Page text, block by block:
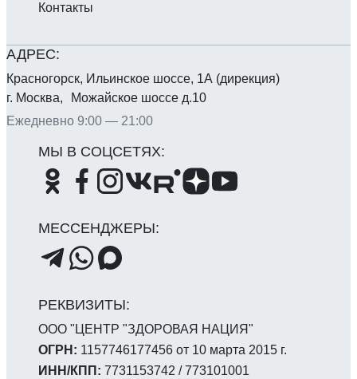
ООО "ЦЕНТР "ЗДОРОВАЯ НАЦИЯ"
ОГРН: 1157746177456 от 10 марта 2015 г.
ИНН/КПП: 7731153742 / 773101001
Красногорск, Ильинское шоссе, 1А (дирекция)
г. Москва, Можайское шоссе д.10
Ежедневно 9:00 — 21:00
Контакты